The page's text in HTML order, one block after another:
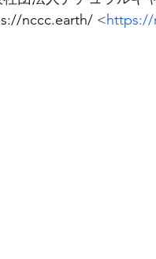
nccc.earth/ <